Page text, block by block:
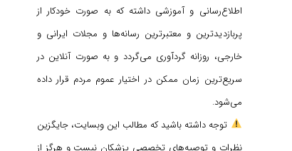
اطلاع‌رسانی و آموزشی داشته که به صورت خودکار از
پربازدیدترین و معتبرترین رسانه‌ها و مجلات ایرانی و
خارجی، روزانه گردآوری می‌گردد و به صورت آنلاین در
سریع‌ترین زمان ممکن در اختیار عموم مردم قرار داده
می‌شود.
توجه داشته باشید که مطالب این وبسایت، جایگزین
نظرات و توصیه‌های تخصصی پزشکان نیست و هرگز از